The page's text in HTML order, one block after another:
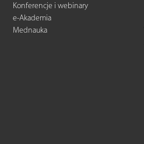
Konferencje i webinary
e-Akademia
Mednauka